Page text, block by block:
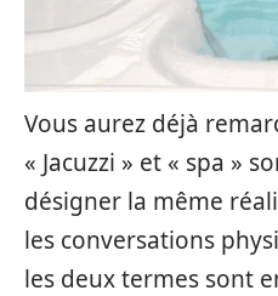
Vous aurez déjà
« Jacuzzi » et « spa »
désigner la même
les conversations
les deux termes sont